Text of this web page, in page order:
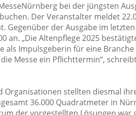
bei der jüngsten
Der Veranstalter meldet
Gegenüber der Ausgabe im
an. „Die Altenpflege 2025
als Impulsgeberin für eine Branche
Messe ein Pflichttermin“,
Organisationen stellten diesmal
36.000 Quadratmeter in